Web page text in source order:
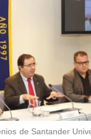
de Santander